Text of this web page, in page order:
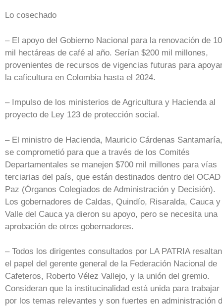
Lo cosechado
– El apoyo del Gobierno Nacional para la renovación de
mil hectáreas de café al año. Serían $200 mil millones,
provenientes de recursos de vigencias futuras para
la caficultura en Colombia hasta el 2024.
– Impulso de los ministerios de Agricultura y Hacienda al
proyecto de Ley 123 de protección social.
– El ministro de Hacienda, Mauricio Cárdenas Santamaría,
se comprometió para que a través de los Comités
Departamentales se manejen $700 mil millones para vías
terciarias del país, que están destinados dentro del OCAD
Paz (Órganos Colegiados de Administración y Decisión).
Los gobernadores de Caldas, Quindío, Risaralda, Cauca y
Valle del Cauca ya dieron su apoyo, pero se necesita una
aprobación de otros gobernadores.
– Todos los dirigentes consultados por LA PATRIA resaltan
el papel del gerente general de la Federación Nacional de
Cafeteros, Roberto Vélez Vallejo, y la unión del gremio.
Consideran que la institucinalidad está unida para trabajar
por los temas relevantes y son fuertes en administración